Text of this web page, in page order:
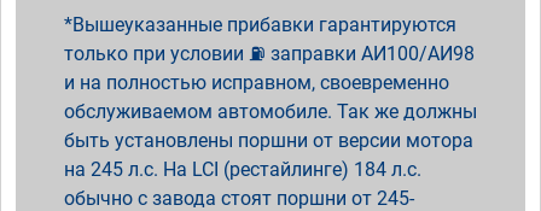
Вышеуказанные прибавки гарантируются
только при условии ⛽ заправки АИ100/АИ98
и на полностью исправном, своевременно
обслуживаемом автомобиле. Так же должны
быть установлены поршни от версии мотора
на 245 л.с. На LCI (рестайлинге) 184 л.с.
обычно с завода стоят поршни от 245-